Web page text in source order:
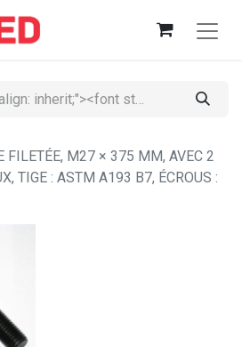
FILETÉE, M27 × 375 MM, AVEC 2
TIGE : ASTM A193 B7, ÉCROUS :